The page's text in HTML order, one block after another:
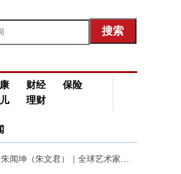
财经
保险
理财
朱闻坤（朱文君）｜全球艺术家个人简历